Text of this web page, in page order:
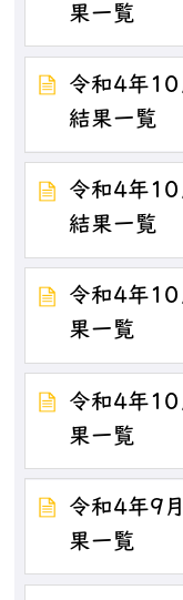
果一覧
令和4年10
結果一覧
令和4年10
結果一覧
令和4年10
果一覧
令和4年10
果一覧
令和4年9
果一覧